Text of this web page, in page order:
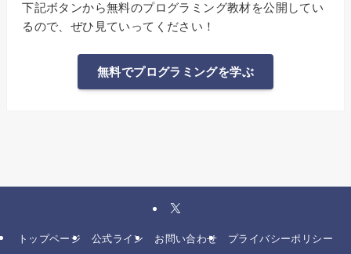
下記ボタンから無料のプログラミング教材を公開してい
るので、ぜひ見ていってください！
無料でプログラミングを学ぶ
トップページ 公式ライン お問い合わせ プライバシーポリシー